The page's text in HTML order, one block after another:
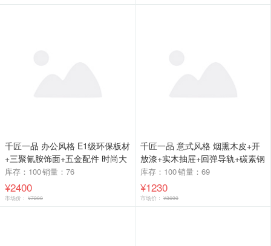
千匠一品 办公风格 E1级环保板材
+三聚氰胺饰面+五金配件 时尚大
气班台B917-2218-L
库存：100销量：76
¥2400
市场价： ¥7200
千匠一品 意式风格 烟熏木皮+开
放漆+实木抽屉+回弹导轨+碳素钢
板柜体 时尚大气床头柜ST124-L
库存：100销量：69
¥1230
市场价： ¥3690